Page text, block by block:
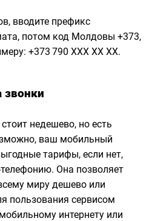
вводите префикс
потом код Молдовы +373,
+373 790 ХХХ ХХ ХХ.
недешево, но есть
ваш мобильный
тарифы, если нет,
Она позволяет
миру дешево или
пользования сервисом
интернету или